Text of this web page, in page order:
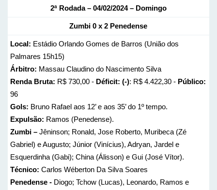
2ª Rodada – 04/02/2024 – Domingo
Zumbi 0 x 2 Penedense
Local: Estádio Orlando Gomes de Barros (União dos
Palmares 15h15)
Árbitro: Massau Claudino do Nascimento Silva
Renda Bruta: R$ 730,00 - Déficit: (-): R$ 4.422,30 - Público:
96
Gols: Bruno Rafael aos 12’ e aos 35’ do 1º tempo.
Expulsão: Ramos (Penedense).
Zumbi –Jêninson; Ronald, Jose Roberto, Muribeca (Zé
Gabriel) e Augusto; Júnior (Vinícius), Adryan, Jardel e
Esquerdinha (Gabi); China (Álisson) e Gui (José Vítor).
Técnico: Carlos Wéberton Da Silva Soares
Penedense - Diogo; Tchow (Lucas), Leonardo, Ramos e